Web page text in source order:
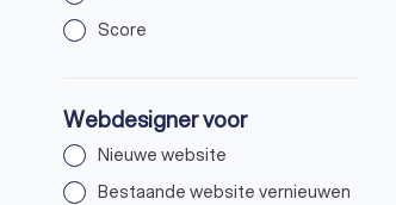
Anders(102
Score
Webdesigner voor
Nieuwe website
Bestaande website vernieuwen